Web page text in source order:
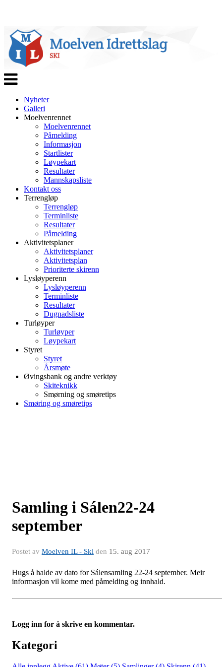
Veksle
navigasjon
Nyheter
Galleri
Moelvenrennet
Moelvenrennet
Påmelding
Informasjon
Startlister
Løypekart
Resultater
Mannskapsliste
Kontakt oss
Terrengløp
Terrengløp
Terminliste
Resultater
Påmelding
Aktivitetsplaner
Aktivitetsplaner
Aktivitetsplan
Prioriterte skirenn
Lysløyperenn
Lysløyperenn
Terminliste
Resultater
Dugnadsliste
Turløyper
Turløyper
Løypekart
Styret
Styret
Årsmøte
Øvingsbank og andre verktøy
Skiteknikk
Smørning og smøretips
Smøring og smøretips
Samling i Sálen22-24
september
Postet av Moelven IL - Ski den 15. aug 2017
Hugs å halde av dato for Sálensamling 22-24 september. Meir
informasjon vil kome med påmelding og innhald.
Logg inn for å skrive en kommentar.
Kategori